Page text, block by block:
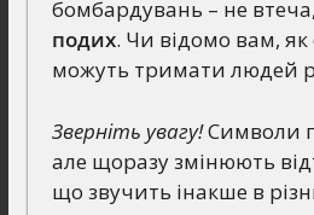
бомбардувань – не
подих. Чи відомо вам, як
можуть тримати людей
Зверніть увагу!Символи
але щоразу змінюють
що звучить інакше в